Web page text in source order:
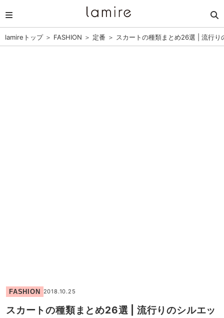
lamireトップ＞ FASHION ＞ 定番 ＞ スカートの種類まとめ26選 | 流行
FASHION 2018.10.25
スカートの種類まとめ26選 | 流行りのシルエッ